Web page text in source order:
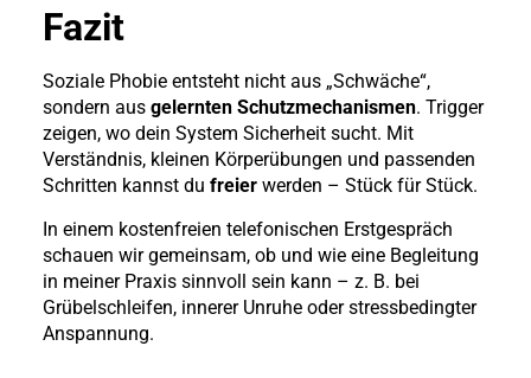
Fazit
Soziale Phobie entsteht nicht aus „Schwäche“,
sondern aus gelernten Schutzmechanismen. Trigger
zeigen, wo dein System Sicherheit sucht. Mit
Verständnis, kleinen Körperübungen und passenden
Schritten kannst du freier werden – Stück für Stück.
In einem kostenfreien telefonischen Erstgespräch
schauen wir gemeinsam, ob und wie eine Begleitung
in meiner Praxis sinnvoll sein kann – z. B. bei
Grübelschleifen, innerer Unruhe oder stressbedingter
Anspannung.